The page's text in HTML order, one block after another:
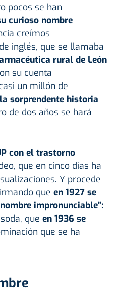
pocos se han
curioso nombre
creímos
inglés, que se llamaba
rural de León
su cuenta
un millón de
la sorprendente historia
de dos años se hará
con el trastorno
que en cinco días ha
Y procede
que en 1927 se
impronunciable”:
que en 1936 se
que se ha